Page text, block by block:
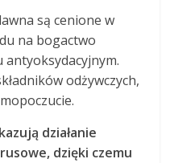
są cenione w
na bogactwo
antyoksydacyjnym.
odżywczych,
działanie
dzięki czemu